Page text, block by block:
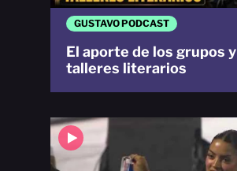
GUSTAVO PODCAST
El aporte de los grupos y
talleres literarios